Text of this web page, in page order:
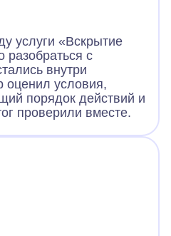
услуги «Вскрытие
с
внутри
условия,
порядок действий и
проверили вместе.